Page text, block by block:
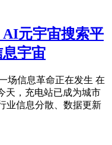
元宇宙搜索平
宇宙
场信息革命正在发生 在
天，充电站已成为城市
业信息分散、数据更新